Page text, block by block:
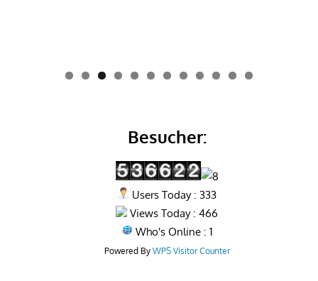
0 1 2
Besucher:
Users Today : 333
Views Today : 466
Who's Online : 1
Powered By WPS Visitor Counter